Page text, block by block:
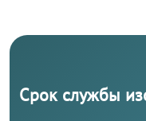
Срок службы